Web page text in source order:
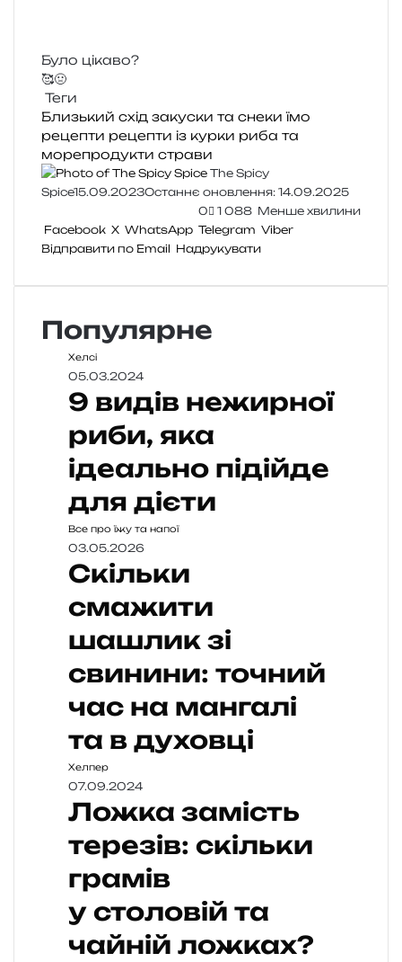
Було цікаво?
🥰🤢
Теги
Близький схід закуски та снеки їмо
рецепти рецепти із курки риба та
морепродукти страви
The Spicy
Spice15.09.2023Останнє оновлення: 14.09.2025
0
1 088 Менше хвилини
Facebook X WhatsApp Telegram Viber
Відправити по Email Надрукувати
Популярне
Хелсі
05.03.2024
9 видів нежирної
риби, яка
ідеально підійде
для дієти
Все про їжу та напої
03.05.2026
Скільки
смажити
шашлик зі
свинини: точний
час на мангалі
та в духовці
Хелпер
07.09.2024
Ложка замість
терезів: скільки
грамів
у столовій та
чайній ложках?